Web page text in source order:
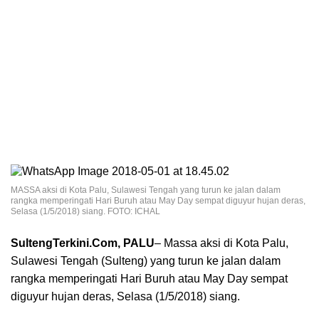
MASSA aksi di Kota Palu, Sulawesi Tengah yang turun ke jalan dalam
rangka memperingati Hari Buruh atau May Day sempat diguyur hujan deras,
Selasa (1/5/2018) siang. FOTO: ICHAL
SultengTerkini.Com, PALU– Massa aksi di Kota Palu,
Sulawesi Tengah (Sulteng) yang turun ke jalan dalam
rangka memperingati Hari Buruh atau May Day sempat
diguyur hujan deras, Selasa (1/5/2018) siang.